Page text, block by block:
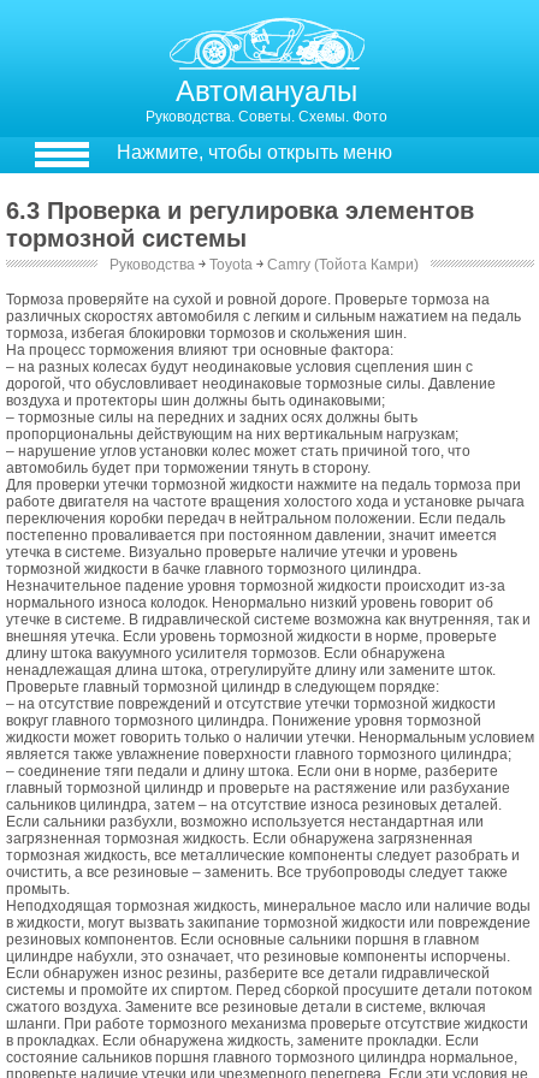
Автомануалы
Руководства. Советы. Схемы. Фото
Нажмите, чтобы открыть меню
6.3 Проверка и регулировка элементов
тормозной системы
Руководства ￫ Toyota ￫ Camry (Тойота Камри)
Тормоза проверяйте на сухой и ровной дороге. Проверьте тормоза на
различных скоростях автомобиля с легким и сильным нажатием на педаль
тормоза, избегая блокировки тормозов и скольжения шин.
На процесс торможения влияют три основные фактора:
– на разных колесах будут неодинаковые условия сцепления шин с
дорогой, что обусловливает неодинаковые тормозные силы. Давление
воздуха и протекторы шин должны быть одинаковыми;
– тормозные силы на передних и задних осях должны быть
пропорциональны действующим на них вертикальным нагрузкам;
– нарушение углов установки колес может стать причиной того, что
автомобиль будет при торможении тянуть в сторону.
Для проверки утечки тормозной жидкости нажмите на педаль тормоза при
работе двигателя на частоте вращения холостого хода и установке рычага
переключения коробки передач в нейтральном положении. Если педаль
постепенно проваливается при постоянном давлении, значит имеется
утечка в системе. Визуально проверьте наличие утечки и уровень
тормозной жидкости в бачке главного тормозного цилиндра.
Незначительное падение уровня тормозной жидкости происходит из-за
нормального износа колодок. Ненормально низкий уровень говорит об
утечке в системе. В гидравлической системе возможна как внутренняя, так и
внешняя утечка. Если уровень тормозной жидкости в норме, проверьте
длину штока вакуумного усилителя тормозов. Если обнаружена
ненадлежащая длина штока, отрегулируйте длину или замените шток.
Проверьте главный тормозной цилиндр в следующем порядке:
– на отсутствие повреждений и отсутствие утечки тормозной жидкости
вокруг главного тормозного цилиндра. Понижение уровня тормозной
жидкости может говорить только о наличии утечки. Ненормальным условием
является также увлажнение поверхности главного тормозного цилиндра;
– соединение тяги педали и длину штока. Если они в норме, разберите
главный тормозной цилиндр и проверьте на растяжение или разбухание
сальников цилиндра, затем – на отсутствие износа резиновых деталей.
Если сальники разбухли, возможно используется нестандартная или
загрязненная тормозная жидкость. Если обнаружена загрязненная
тормозная жидкость, все металлические компоненты следует разобрать и
очистить, а все резиновые – заменить. Все трубопроводы следует также
промыть.
Неподходящая тормозная жидкость, минеральное масло или наличие воды
в жидкости, могут вызвать закипание тормозной жидкости или повреждение
резиновых компонентов. Если основные сальники поршня в главном
цилиндре набухли, это означает, что резиновые компоненты испорчены.
Если обнаружен износ резины, разберите все детали гидравлической
системы и промойте их спиртом. Перед сборкой просушите детали потоком
сжатого воздуха. Замените все резиновые детали в системе, включая
шланги. При работе тормозного механизма проверьте отсутствие жидкости
в прокладках. Если обнаружена жидкость, замените прокладки. Если
состояние сальников поршня главного тормозного цилиндра нормальное,
проверьте наличие утечки или чрезмерного перегрева. Если эти условия не